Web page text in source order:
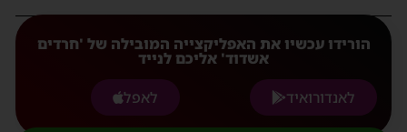
הורידו עכשיו את האפליקצייה המובילה של 'חרדים
אשדוד' אליכם לנייד
לאנדורואיד
לאפל